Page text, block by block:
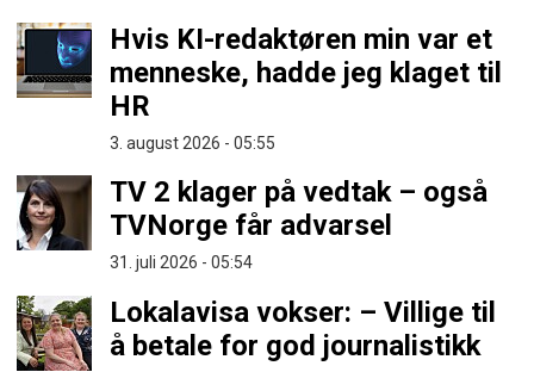
Hvis KI-redaktøren min var et
menneske, hadde jeg klaget til
HR
3. august 2026 - 05:55
TV 2 klager på vedtak – også
TVNorge får advarsel
31. juli 2026 - 05:54
Lokalavisa vokser: – Villige til
å betale for god journalistikk